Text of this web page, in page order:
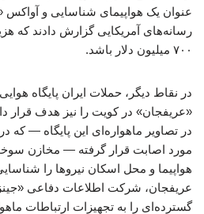
رسانه‌های آمریکایی گزارش دادند که
۷۰۰ میلیون دلار باشد.
در نقاط دیگر، حملات ایران پایگاه
در تصاویر ماهواره‌ای این پایگاه — که
مورد اصابت قرار گرفته — مخازن
هواپیما و محل اسکان نیروها را
گسترده‌ای را به تجهیزات ارتباطات